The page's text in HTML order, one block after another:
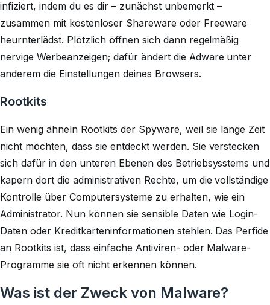
infiziert, indem du es dir – zunächst unbemerkt –
zusammen mit kostenloser Shareware oder Freeware
heurnterlädst. Plötzlich öffnen sich dann regelmäßig
nervige Werbeanzeigen; dafür ändert die Adware unter
anderem die Einstellungen deines Browsers.
Rootkits
Ein wenig ähneln Rootkits der Spyware, weil sie lange Zeit
nicht möchten, dass sie entdeckt werden. Sie verstecken
sich dafür in den unteren Ebenen des Betriebsysstems und
kapern dort die administrativen Rechte, um die vollständige
Kontrolle über Computersysteme zu erhalten, wie ein
Administrator. Nun können sie sensible Daten wie Login-
Daten oder Kreditkarteninformationen stehlen. Das Perfide
an Rootkits ist, dass einfache Antiviren- oder Malware-
Programme sie oft nicht erkennen können.
Was ist der Zweck von Malware?